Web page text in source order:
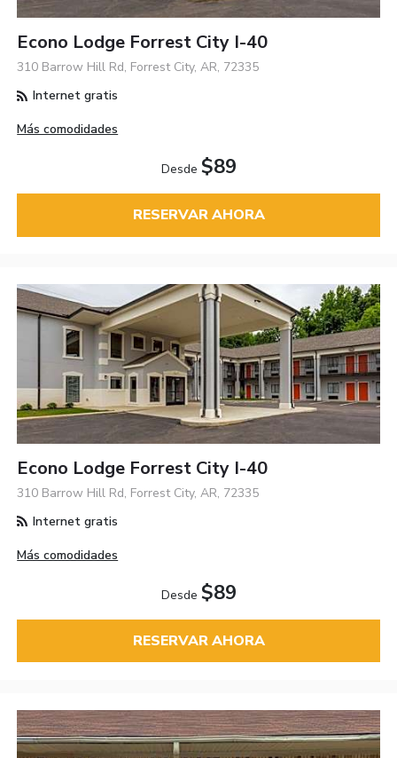
Econo Lodge Forrest City I-40
310 Barrow Hill Rd, Forrest City, AR, 72335
Internet gratis
Más comodidades
Desde $89
RESERVAR AHORA
Econo Lodge Forrest City I-40
310 Barrow Hill Rd, Forrest City, AR, 72335
Internet gratis
Más comodidades
Desde $89
RESERVAR AHORA